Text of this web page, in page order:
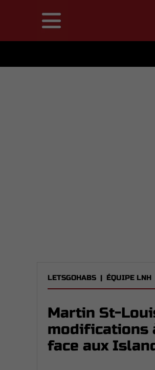
LETSGOHABS | ÉQUIPE LNH
Martin St-
modifications
face aux